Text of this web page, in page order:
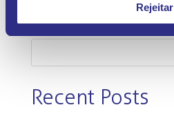
Rejeitar
Recent Posts